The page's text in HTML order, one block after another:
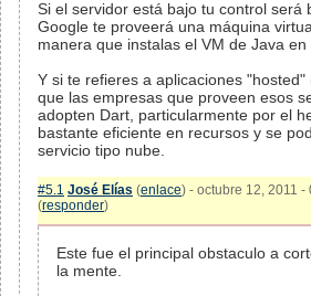
Si el servidor está bajo tu control será
Google te proveerá una máquina
manera que instalas el VM de Java en
Y si te refieres a aplicaciones
que las empresas que proveen esos
adopten Dart, particularmente por el
bastante eficiente en recursos y se
servicio tipo nube.
#5.1 José Elías (enlace) - octubre 12, 2011 -
(responder)
Este fue el principal obstaculo a
la mente.